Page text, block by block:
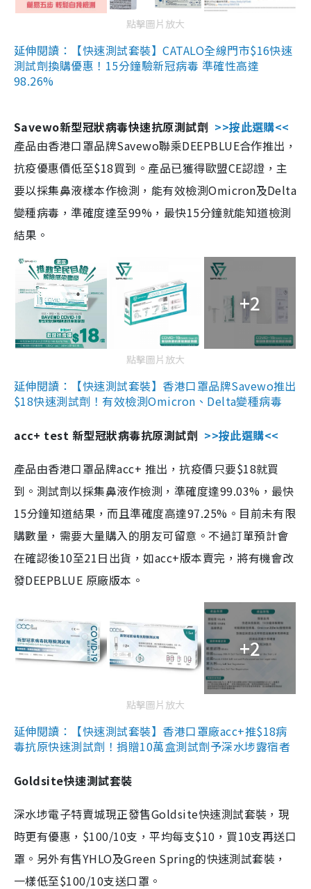
點擊圖片放大
延伸閱讀：【快速測試套裝】CATALO全線門市$16快速
測試劑換購優惠！15分鐘驗新冠病毒 準確性高達
98.26%
Savewo新型冠狀病毒快速抗原測試劑 >>按此選購<<
產品由香港口罩品牌Savewo聯乘DEEPBLUE合作推出，
抗疫優惠價低至$18買到。產品已獲得歐盟CE認證，主
要以採集鼻液樣本作檢測，能有效檢測Omicron及Delta
變種病毒，準確度達至99%，最快15分鐘就能知道檢測
結果。
+2
點擊圖片放大
延伸閱讀：【快速測試套裝】香港口罩品牌Savewo推出
$18快速測試劑！有效檢測Omicron、Delta變種病毒
acc+ test 新型冠狀病毒抗原測試劑 >>按此選購<<
產品由香港口罩品牌acc+ 推出，抗疫價只要$18就買
到。測試劑以採集鼻液作檢測，準確度達99.03%，最快
15分鐘知道結果，而且準確度高達97.25%。目前未有限
購數量，需要大量購入的朋友可留意。不過訂單預計會
在確認後10至21日出貨，如acc+版本賣完，將有機會改
發DEEPBLUE 原廠版本。
+2
點擊圖片放大
延伸閱讀：【快速測試套裝】香港口罩廠acc+推$18病
毒抗原快速測試劑！捐贈10萬盒測試劑予深水埗露宿者
Goldsite快速測試套裝
深水埗電子特賣城現正發售Goldsite快速測試套裝，現
時更有優惠，$100/10支，平均每支$10，買10支再送口
罩。另外有售YHLO及Green Spring的快速測試套裝，
一樣低至$100/10支送口罩。